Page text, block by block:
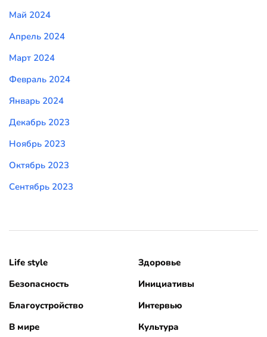
Май 2024
Апрель 2024
Март 2024
Февраль 2024
Январь 2024
Декабрь 2023
Ноябрь 2023
Октябрь 2023
Сентябрь 2023
Life style
Безопасность
Благоустройство
В мире
Здоровье
Инициативы
Интервью
Культура